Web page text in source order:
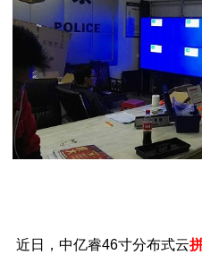
近日，中亿睿46寸分布式云